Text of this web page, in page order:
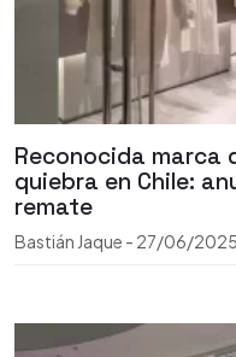
Reconocida marca
quiebra en Chile:
remate
Bastián Jaque - 27/06/2025